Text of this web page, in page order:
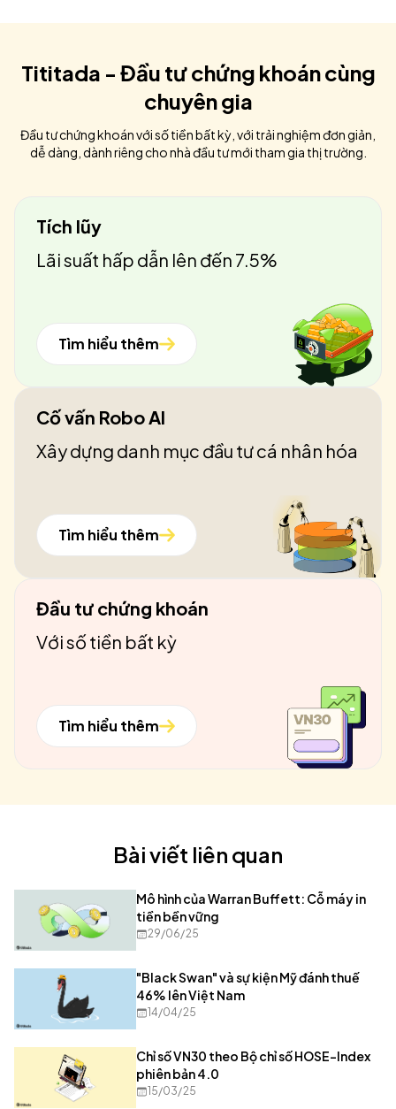
Tititada - Đầu tư chứng khoán cùng
chuyên gia
Đầu tư chứng khoán với số tiền bất kỳ, với trải nghiệm đơn giản,
dễ dàng, dành riêng cho nhà đầu tư mới tham gia thị trường.
Tích lũy
Lãi suất hấp dẫn lên đến 7.5%
Tìm hiểu thêm
Cố vấn Robo AI
Xây dựng danh mục đầu tư cá nhân hóa
Tìm hiểu thêm
Đầu tư chứng khoán
Với số tiền bất kỳ
Tìm hiểu thêm
Bài viết liên quan
Mô hình của Warran Buffett: Cỗ máy in
tiền bền vững
29/06/25
"Black Swan" và sự kiện Mỹ đánh thuế
46% lên Việt Nam
14/04/25
Chỉ số VN30 theo Bộ chỉ số HOSE-Index
phiên bản 4.0
15/03/25